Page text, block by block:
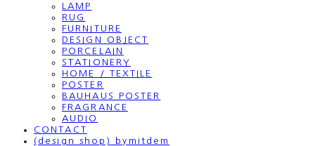
LAMP
RUG
FURNITURE
DESIGN OBJECT
PORCELAIN
STATIONERY
HOME / TEXTILE
POSTER
BAUHAUS POSTER
FRAGRANCE
AUDIO
CONTACT
(design shop) bymitdem